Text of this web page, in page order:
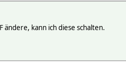
ändere, kann ich diese schalten.